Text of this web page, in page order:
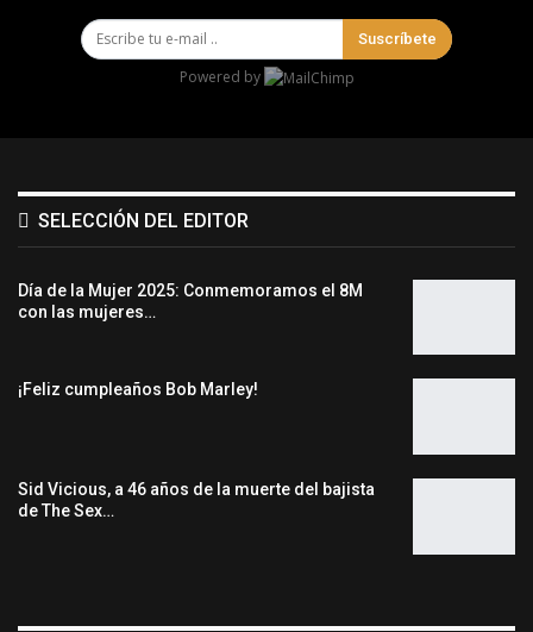
Suscríbete
Powered by
SELECCIÓN DEL EDITOR
Día de la Mujer 2025: Conmemoramos el 8M
con las mujeres…
¡Feliz cumpleaños Bob Marley!
Sid Vicious, a 46 años de la muerte del bajista
de The Sex…